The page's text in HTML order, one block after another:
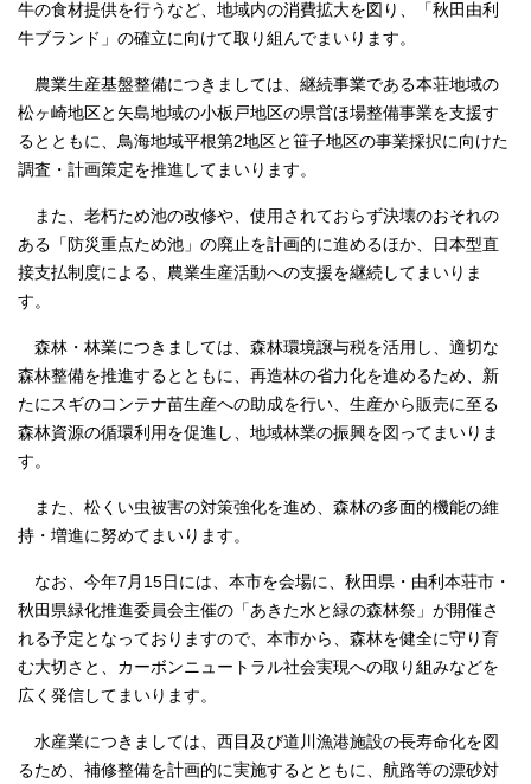
牛の食材提供を行うなど、地域内の消費拡大を図り、「秋田由利
牛ブランド」の確立に向けて取り組んでまいります。
農業生産基盤整備につきましては、継続事業である本荘地域の
松ヶ崎地区と矢島地域の小板戸地区の県営ほ場整備事業を支援す
るとともに、鳥海地域平根第2地区と笹子地区の事業採択に向けた
調査・計画策定を推進してまいります。
また、老朽ため池の改修や、使用されておらず決壊のおそれの
ある「防災重点ため池」の廃止を計画的に進めるほか、日本型直
接支払制度による、農業生産活動への支援を継続してまいりま
す。
森林・林業につきましては、森林環境譲与税を活用し、適切な
森林整備を推進するとともに、再造林の省力化を進めるため、新
たにスギのコンテナ苗生産への助成を行い、生産から販売に至る
森林資源の循環利用を促進し、地域林業の振興を図ってまいりま
す。
また、松くい虫被害の対策強化を進め、森林の多面的機能の維
持・増進に努めてまいります。
なお、今年7月15日には、本市を会場に、秋田県・由利本荘市・
秋田県緑化推進委員会主催の「あきた水と緑の森林祭」が開催さ
れる予定となっておりますので、本市から、森林を健全に守り育
む大切さと、カーボンニュートラル社会実現への取り組みなどを
広く発信してまいります。
水産業につきましては、西目及び道川漁港施設の長寿命化を図
るため、補修整備を計画的に実施するとともに、航路等の漂砂対